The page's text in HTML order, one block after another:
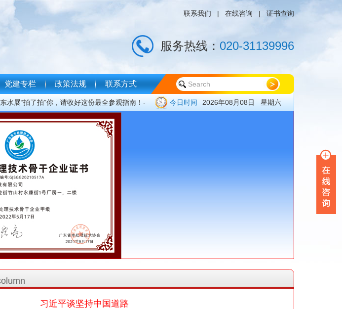
联系我们 | 在线咨询 | 证书查询
服务热线： 020-31139996
党建专栏 政策法规 联系方式
业涉新污染物建设项目环境影响评价工作的意
水展“拍了拍”你，请收好这份最全参观指南！-
术协会
再次召开，习近平作出哪些重要部署？
广东省“千会万企助力现代化产业体系建设”授
告 | 工业同期会议议程抢先看！
告 | 净水同期会议议程抢先看！
今日时间 2026年08月08日 星期六
习近平谈坚持中国道路